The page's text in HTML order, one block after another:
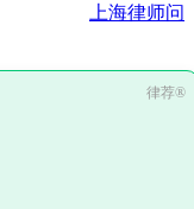
上海律师问